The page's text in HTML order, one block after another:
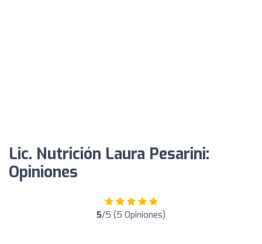
Lic. Nutrición Laura Pesarini:
Opiniones
5/5 (5 Opiniones)